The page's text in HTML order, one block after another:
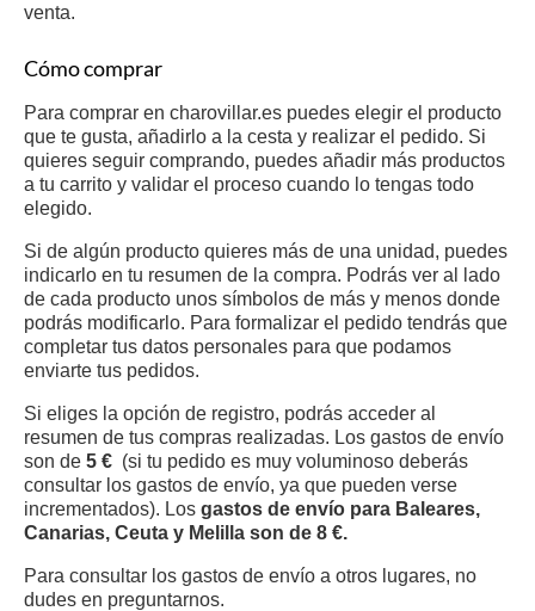
Desayunos
Regalos Comunión
Regalos Personalizados
Contacto
Blog
venta.
Cómo comprar
Para comprar en charovillar.es puedes elegir el producto
que te gusta, añadirlo a la cesta y realizar el pedido. Si
quieres seguir comprando, puedes añadir más productos
a tu carrito y validar el proceso cuando lo tengas todo
elegido.
Si de algún producto quieres más de una unidad, puedes
indicarlo en tu resumen de la compra. Podrás ver al lado
de cada producto unos símbolos de más y menos donde
podrás modificarlo. Para formalizar el pedido tendrás que
completar tus datos personales para que podamos
enviarte tus pedidos.
Si eliges la opción de registro, podrás acceder al
resumen de tus compras realizadas. Los gastos de envío
son de 5 € (si tu pedido es muy voluminoso deberás
consultar los gastos de envío, ya que pueden verse
incrementados). Los gastos de envío para Baleares,
Canarias, Ceuta y Melilla son de 8 €.
Para consultar los gastos de envío a otros lugares, no
dudes en preguntarnos.